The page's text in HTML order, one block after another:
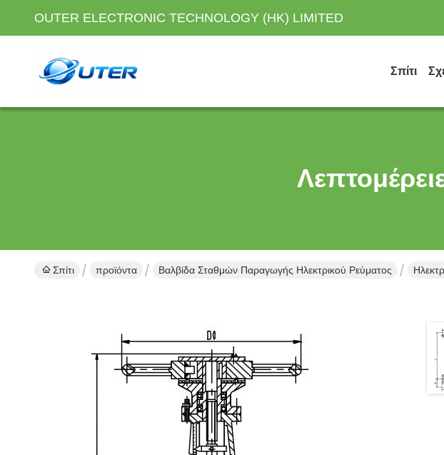
OUTER ELECTRONIC TECHNOLOGY (HK) LIMITED
Σπίτι
Σπίτι προϊόντα Βαλβίδα Σταθμών Παραγωγής Ηλεκτρικού Ρεύματος